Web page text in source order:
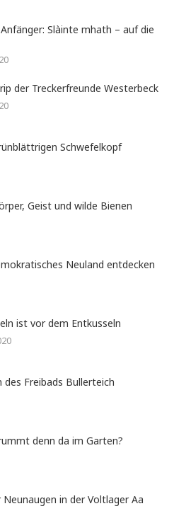
Slàinte mhath – auf die
der Treckerfreunde Westerbeck
Schwefelkopf
Geist und wilde Bienen
Neuland entdecken
ist vor dem Entkusseln
des Freibads Bullerteich
denn da im Garten?
in der Voltlager Aa